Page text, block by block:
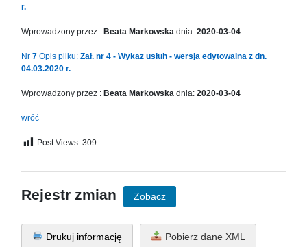
r.
Wprowadzony przez : Beata Markowska dnia: 2020-03-04
Nr 7 Opis pliku: Zał. nr 4 - Wykaz usłuh - wersja edytowalna z dn.
04.03.2020 r.
Wprowadzony przez : Beata Markowska dnia: 2020-03-04
wróć
Post Views: 309
Rejestr zmian Zobacz
Drukuj informację Pobierz dane XML